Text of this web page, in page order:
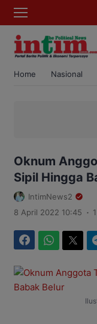
Home Nasional
Oknum
Sipil Hingga
IntimNews2
8 April 2022 10:45 .